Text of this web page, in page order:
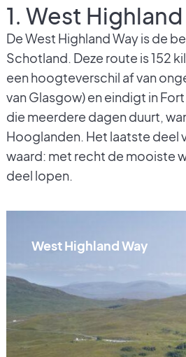
1. West
De West Highland Way is de
Schotland. Deze route is 152
een hoogteverschil af van
van Glasgow) en eindigt in
die meerdere dagen duurt,
Hooglanden. Het laatste deel
waard: met recht de mooiste
deel lopen.
West Highland Way